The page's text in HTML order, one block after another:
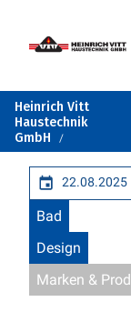
Heinrich Vitt
Haustechnik
GmbH
22.08.2025
Bad
Design
Marken &